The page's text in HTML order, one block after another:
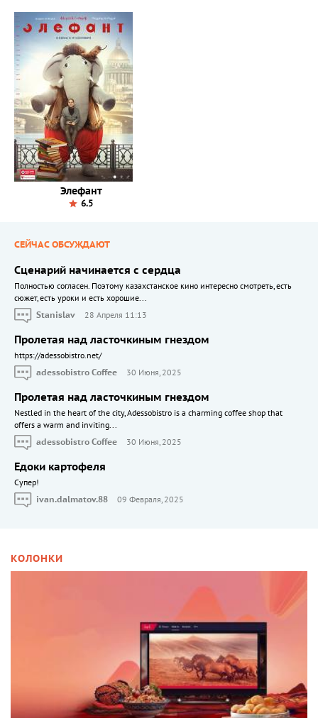
Элефант
6.5
СЕЙЧАС ОБСУЖДАЮТ
Сценарий начинается с сердца
Полностью согласен. Поэтому казахстанское кино интересно смотреть, есть
сюжет, есть уроки и есть хорошие...
Stanislav
28 Апреля 11:13
Пролетая над ласточкиным гнездом
https://adessobistro.net/
adessobistro Coffee
30 Июня, 2025
Пролетая над ласточкиным гнездом
Nestled in the heart of the city, Adessobistro is a charming coffee shop that
offers a warm and inviting...
adessobistro Coffee
30 Июня, 2025
Едоки картофеля
Cупер!
ivan.dalmatov.88
09 Февраля, 2025
КОЛОНКИ